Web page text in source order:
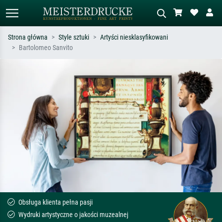
Monet, Gwiaździsta noc,
impresjonizm, fala Hokusaia, akt.
Opisz scenę – np. zielona łąka,
abstrakcja z czerwienią, ciemny olej,
stojący akt obok drzewa.
Strona główna Style sztuki
Artyści niesklasyfikowani
Bartolomeo Sanvito
Obsługa klienta pełna pasji
Wydruki artystyczne o jakości muzealnej